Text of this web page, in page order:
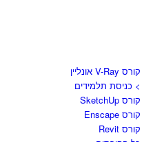
קורס V-Ray אונליין
> כניסת תלמידים
קורס SketchUp
קורס Enscape
קורס Revit